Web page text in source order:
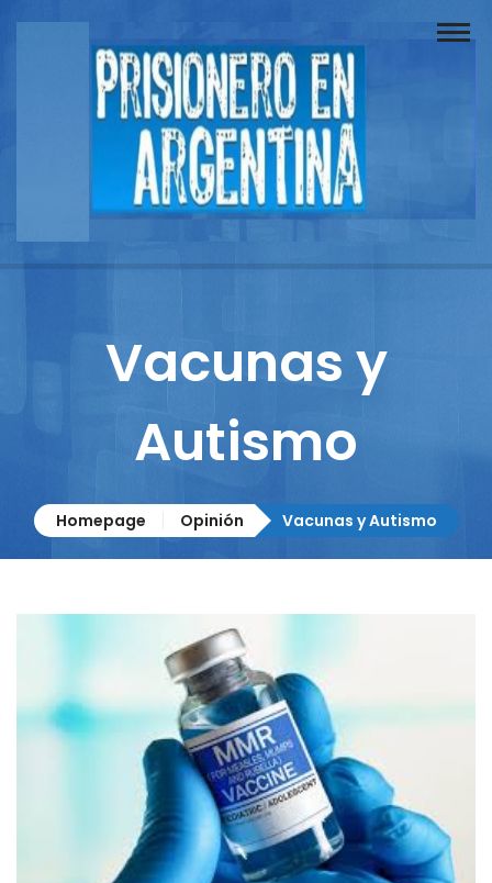
Buscador
Documentos
ReportajesVacunas y
Autismo
Homepage Opinión Vacunas y Autismo